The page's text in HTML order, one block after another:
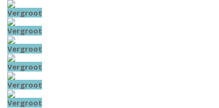
Vergroot
Vergroot
Vergroot
Vergroot
Vergroot
Vergroot